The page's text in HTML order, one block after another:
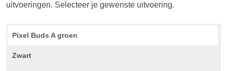
uitvoeringen. Selecteer je gewenste uitvoering.
Pixel Buds A groen
Zwart